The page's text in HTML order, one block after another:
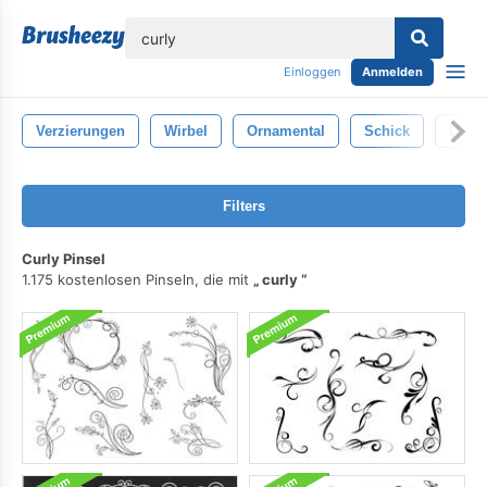
Einloggen Anmelden
Verzierungen Wirbel Ornamental Schick
Filters
Curly Pinsel
1.175 kostenlosen Pinseln, die mit
curly